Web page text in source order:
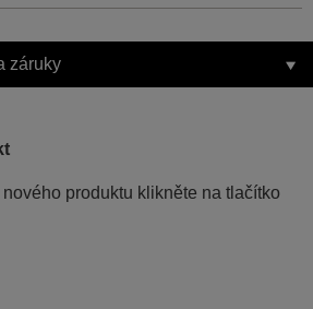
záruky
produktu klikněte na tlačítko